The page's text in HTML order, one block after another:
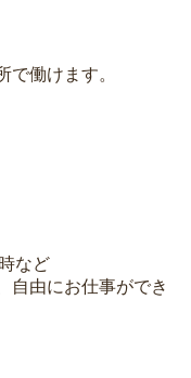
で働けます。
など
自由にお仕事ができ